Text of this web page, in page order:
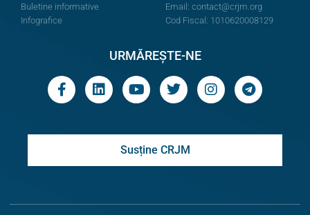
Buletine informative
Infografice
Email: contact@crjm.org
Cod Fiscal: 1010620008129
URMĂREȘTE-NE
Susține CRJM